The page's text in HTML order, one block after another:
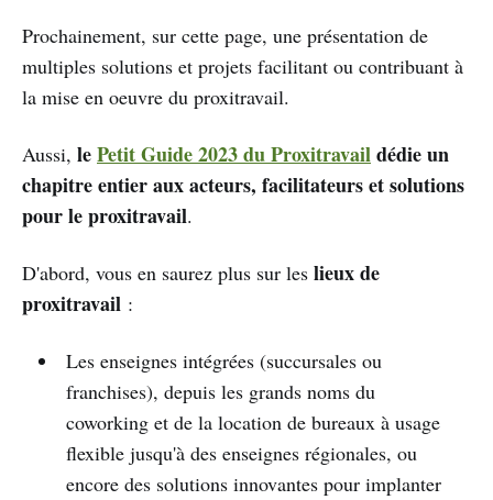
Prochainement, sur cette page, une présentation de
multiples solutions et projets facilitant ou contribuant à
la mise en oeuvre du proxitravail.
Aussi, lePetit Guide 2023 du Proxitravaildédie un
chapitre entier aux acteurs, facilitateurs et solutions
pour le proxitravail.
D'abord, vous en saurez plus sur les lieux de
proxitravail :
Les enseignes intégrées (succursales ou
franchises), depuis les grands noms du
coworking et de la location de bureaux à usage
flexible jusqu'à des enseignes régionales, ou
encore des solutions innovantes pour implanter